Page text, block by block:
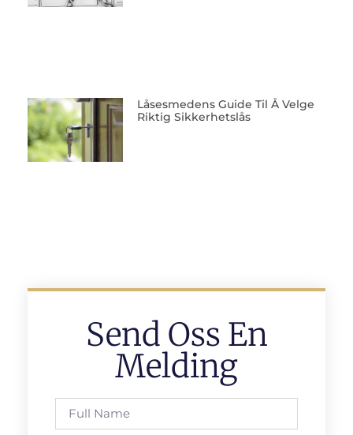
Låsesmedens Guide Til Å Velge
Riktig Sikkerhetslås
Send Oss En
Melding